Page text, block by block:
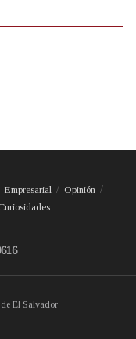
Empresarial
Opinión
El Salvador